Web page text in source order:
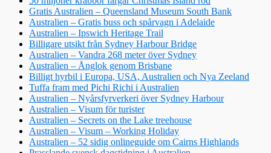
Gratis Australien – Queensland Museum South Bank
Australien – Gratis buss och spårvagn i Adelaide
Australien – Ipswich Heritage Trail
Billigare utsikt från Sydney Harbour Bridge
Australien – Vandra 268 meter över Sydney
Australien – Ånglok genom Brisbane
Billigt hyrbil i Europa, USA, Australien och Nya Zeeland
Tuffa fram med Pichi Richi i Australien
Australien – Nyårsfyrverkeri över Sydney Harbour
Australien – Visum för turister
Australien – Secrets on the Lake treehouse
Australien – Visum – Working Holiday
Australien – 52 sidig onlineguide om Cairns Highlands